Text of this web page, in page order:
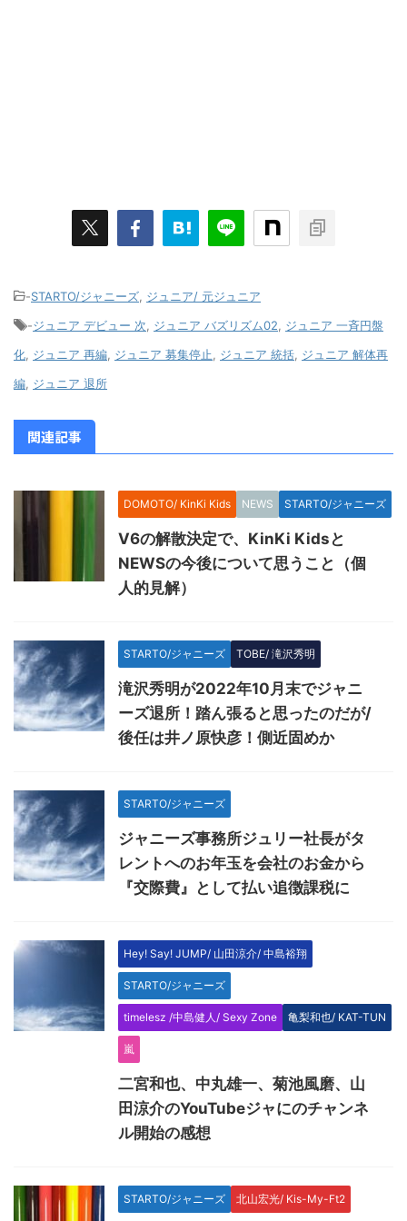
-STARTO/ジャニーズ ジュニア/ 元ジュニア
-ジュニア デビュー 次 ジュニア バズリズム02
ジュニア 一斉円盤
化 ジュニア 再編 ジュニア 募集停止 ジュニア 統括 ジュニア 解体再
編 ジュニア 退所
関連記事
DOMOTO/ KinKi Kids NEWS STARTO/ジャニーズ
V6の解散決定で、KinKi Kidsと
NEWSの今後について思うこと（個
人的見解）
STARTO/ジャニーズ TOBE/ 滝沢秀明
滝沢秀明が2022年10月末でジャニ
ーズ退所！踏ん張ると思ったのだが/
後任は井ノ原快彦！側近固めか
STARTO/ジャニーズ
ジャニーズ事務所ジュリー社長がタ
レントへのお年玉を会社のお金から
『交際費』として払い追徴課税に
Hey! Say! JUMP/ 山田涼介/ 中島裕翔
STARTO/ジャニーズ
timelesz /中島健人/ Sexy Zone 亀梨和也/ KAT-TUN
嵐
二宮和也、中丸雄一、菊池風磨、山
田涼介のYouTubeジャにのチャンネ
ル開始の感想
STARTO/ジャニーズ 北山宏光/ Kis-My-Ft2